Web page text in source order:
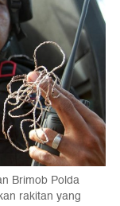
Brimob Polda
rakitan yang